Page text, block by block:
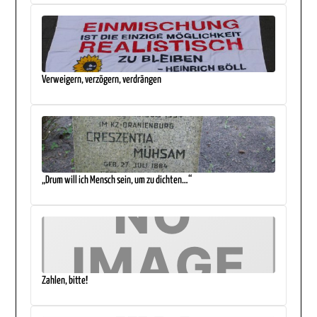
Verweigern, verzögern, verdrängen
„Drum will ich Mensch sein, um zu dichten…“
Zahlen, bitte!